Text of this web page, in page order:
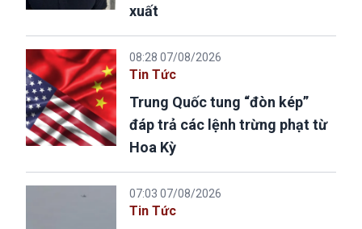
xuất
08:28 07/08/2026
Tin Tức
Trung Quốc tung “đòn kép”
đáp trả các lệnh trừng phạt từ
Hoa Kỳ
07:03 07/08/2026
Tin Tức